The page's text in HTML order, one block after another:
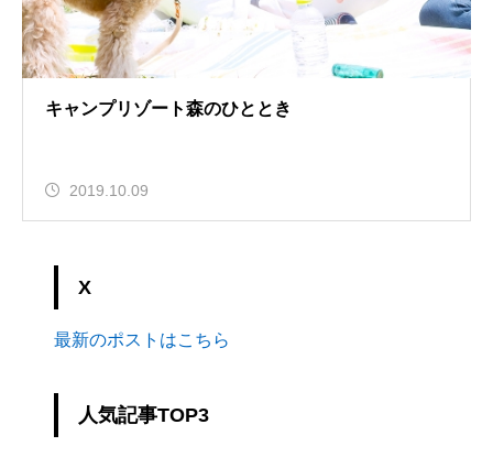
キャンプリゾート森のひととき
2019.10.09
X
最新のポストはこちら
人気記事TOP3